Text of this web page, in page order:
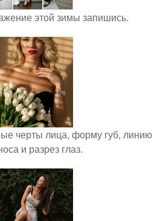
этой зимы запишись.
черты лица, форму губ, линию
и разрез глаз.